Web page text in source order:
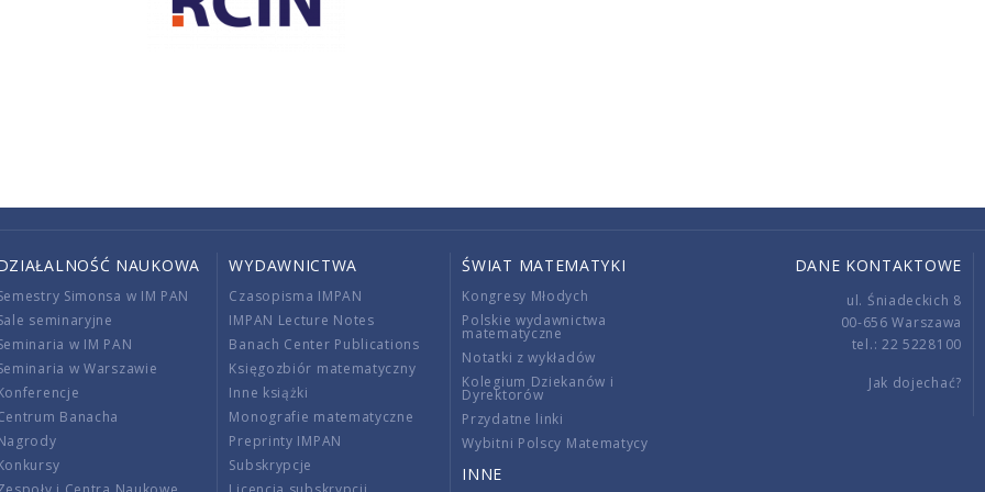
NAUKOWA
Simonsa w IM PAN
seminaryjne
w IM PAN
w Warszawie
Banacha
WYDAWNICTWA
Czasopisma IMPAN
IMPAN Lecture Notes
Banach Center Publications
Księgozbiór matematyczny
Inne książki
Monografie matematyczne
Preprinty IMPAN
Subskrypcje
ŚWIAT MATEMATYKI
Kongresy Młodych
Polskie wydawnictwa
matematyczne
Notatki z wykładów
Kolegium Dziekanów i
Dyrektorów
Przydatne linki
Wybitni Polscy Matematycy
INNE
DANE KONTAKTOWE
ul. Śniadeckich 8
00-656 Warszawa
tel.: 22 5228100
Jak dojechać?